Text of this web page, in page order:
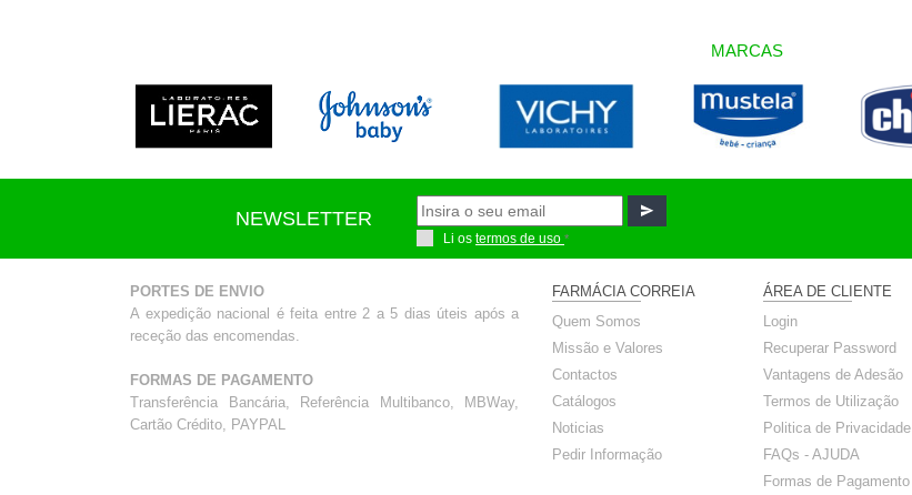
MARCAS
NEWSLETTER
Li os termos de uso *
PORTES DE ENVIO
A expedição nacional é feita entre 2 a 5 dias úteis após a
receção das encomendas.
FORMAS DE PAGAMENTO
Transferência Bancária, Referência Multibanco, MBWay,
Cartão Crédito, PAYPAL
FARMÁCIA CORREIA
Quem Somos
Missão e Valores
Contactos
Catálogos
Noticias
Pedir Informação
ÁREA DE CLIENTE
Login
Recuperar Password
Vantagens de Adesão
Termos de Utilização
Politica de Privacidade
FAQs - AJUDA
Formas de Pagamento